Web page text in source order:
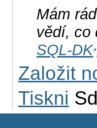
Mám
vědí, co
SQL-DK
Založit
Tiskni